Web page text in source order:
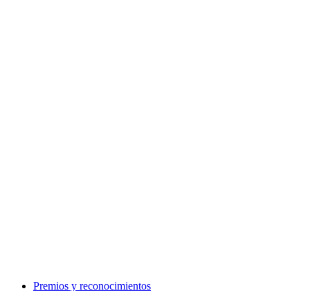
Premios y reconocimientos